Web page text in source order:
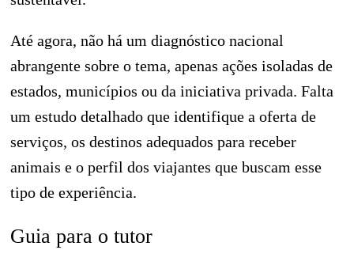
Até agora, não há um diagnóstico nacional
abrangente sobre o tema, apenas ações isoladas de
estados, municípios ou da iniciativa privada. Falta
um estudo detalhado que identifique a oferta de
serviços, os destinos adequados para receber
animais e o perfil dos viajantes que buscam esse
tipo de experiência.
Guia para o tutor